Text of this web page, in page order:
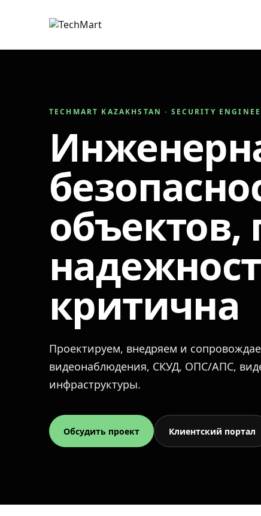
TECHMART KAZAKHSTAN · SECURITY
объектов,
критична
Проектируем, внедряем и
видеонаблюдения, СКУД, ОПС/АПС,
инфраструктуры.
Обсудить проект Клиентский портал